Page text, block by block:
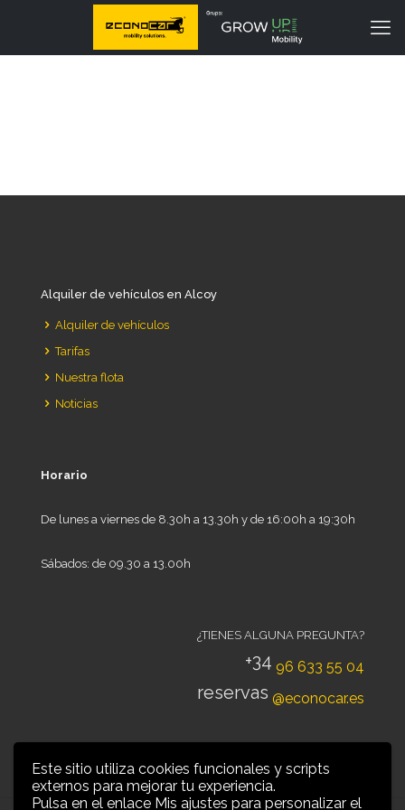
Este sitio utiliza cookies funcionales y scripts
externos para mejorar tu experiencia.
Pulsa en el enlace Mis ajustes para personalizar el
Alquiler de vehículos en Alcoy
Alquiler de vehículos
Tarifas
Nuestra flota
Noticias
Horario
De lunes a viernes de 8.30h a 13.30h y de 16:00h a 19:30h
Sábados: de 09.30 a 13.00h
¿TIENES ALGUNA PREGUNTA?
+34 96 633 55 04
reservas @econocar.es